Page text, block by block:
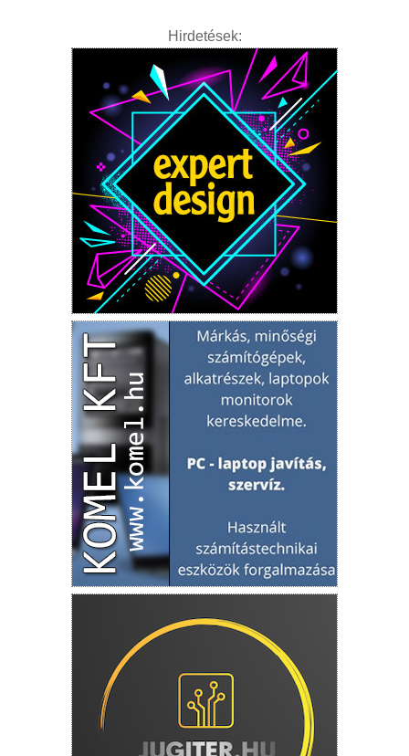
Hirdetések: